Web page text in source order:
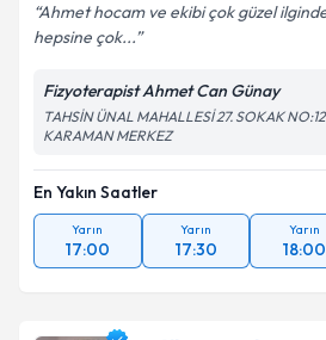
Ahmet hocam ve ekibi çok güzel
hepsine çok...
Fizyoterapist Ahmet Can Günay
TAHSİN ÜNAL MAHALLESİ 27. SOKAK NO:12
KARAMAN MERKEZ
En Yakın Saatler
Yarın
17:00
Yarın
17:30
Yarın
18:00